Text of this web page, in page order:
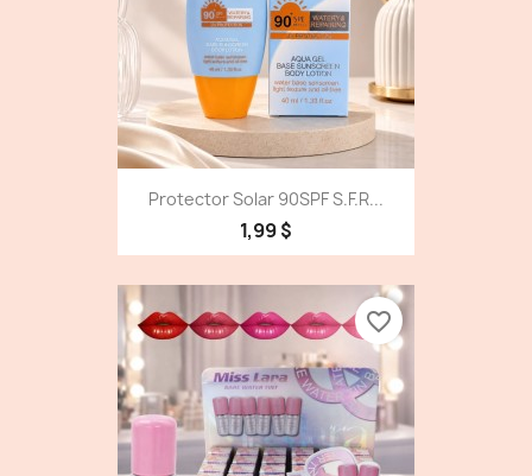
Protector Solar 90SPF S.f.r...
1,99 $
favorite_border